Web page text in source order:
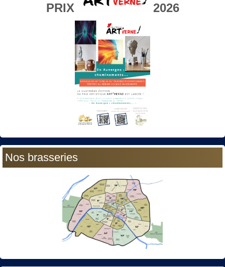
PRIX 2026
Nos brasseries